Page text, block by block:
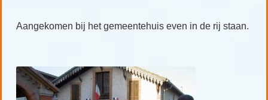
Aangekomen bij het gemeentehuis even in de rij staan.